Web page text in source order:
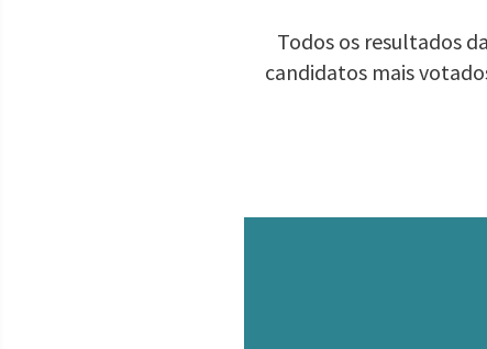
Todos os resultados
candidatos mais